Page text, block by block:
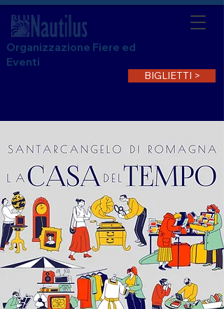
Organizzazione Fiere ed
Eventi
BIGLIETTI >